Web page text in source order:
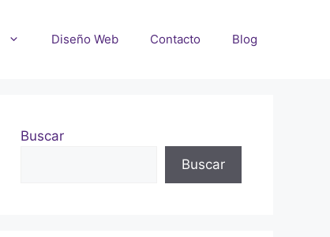
Diseño Web Contacto Blog
Buscar
Buscar